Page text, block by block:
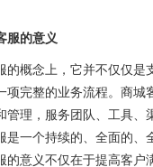
服的意义
概念上，它并不仅仅是
项完整的业务流程。商城
管理，服务团队、工具、
是一个持续的、全面的、
的意义不仅在于提高客户